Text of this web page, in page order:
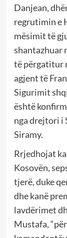
Danjean,
regrutimin e
mësimit të
shantazhuar
të përgatitur
agjent të
Sigurimit
është
nga drejtori i
Siramy.
Rrjedhojat
Kosovën,
tjerë, duke
dhe kanë
lavdërimet
Mustafa,